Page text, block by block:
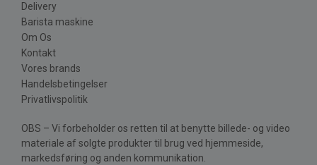
Delivery
Barista maskine
Om Os
Kontakt
Vores brands
Handelsbetingelser
Privatlivspolitik
OBS – Vi forbeholder os retten til at benytte billede- og video
materiale af solgte produkter til brug ved hjemmeside,
markedsføring og anden kommunikation.